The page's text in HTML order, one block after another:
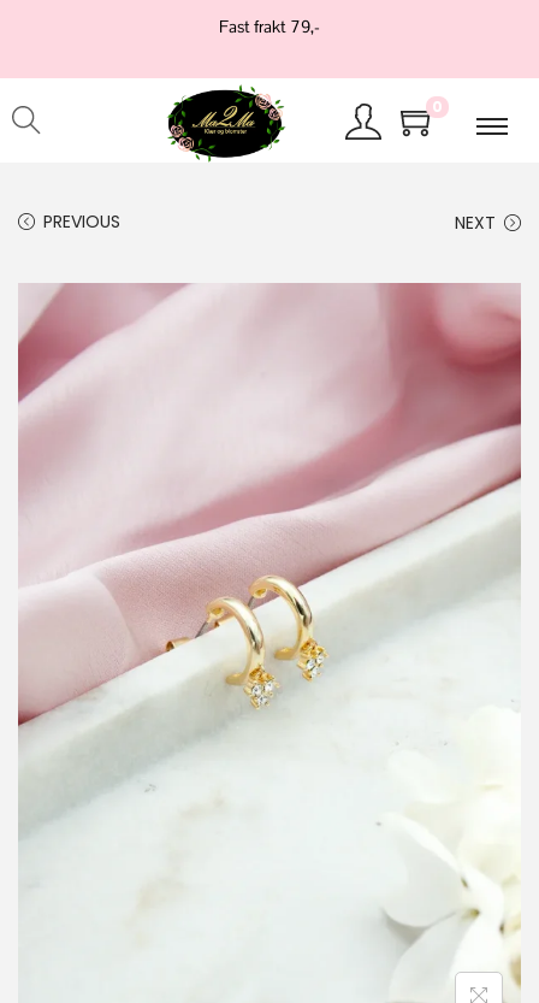
Fast frakt 79,-
0
PREVIOUS NEXT